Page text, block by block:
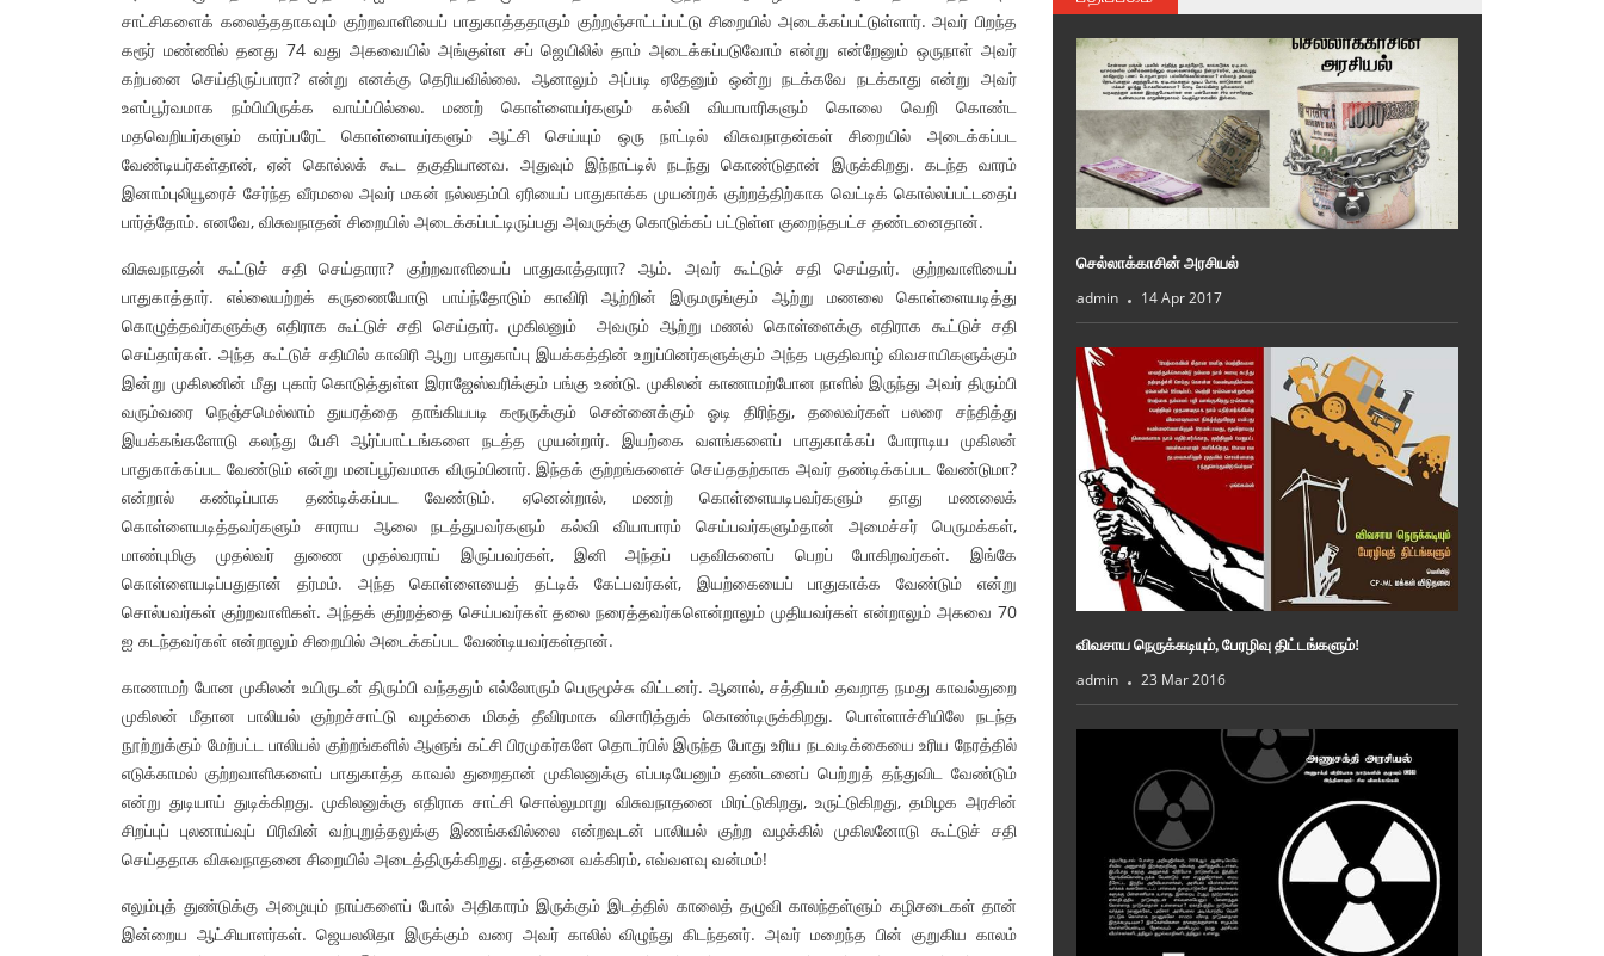
சாட்சிகளைக் கலைத்ததாகவும் குற்றவாளியைப் பாதுகாத்ததாகும் குற்றஞ்சாட்டப்பட்டு சிறையில் அடைக்கப்பட்டுள்ளார். அவர் பிறந்த
கரூர் மண்ணில் தனது 74 வது அகவையில் அங்குள்ள சப் ஜெயிலில் தாம் அடைக்கப்படுவோம் என்று என்றேனும் ஒருநாள் அவர்
கற்பனை செய்திருப்பாரா? என்று எனக்கு தெரியவில்லை. ஆனாலும் அப்படி ஏதேனும் ஒன்று நடக்கவே நடக்காது என்று அவர்
உளப்பூர்வமாக நம்பியிருக்க வாய்ப்பில்லை. மணற் கொள்ளையர்களும் கல்வி வியாபாரிகளும் கொலை வெறி கொண்ட
மதவெறியர்களும் கார்ப்பரேட் கொள்ளையர்களும் ஆட்சி செய்யும் ஒரு நாட்டில் விசுவநாதன்கள் சிறையில் அடைக்கப்பட
வேண்டியர்கள்தான், ஏன் கொல்லக் கூட தகுதியானவ. அதுவும் இந்நாட்டில் நடந்து கொண்டுதான் இருக்கிறது. கடந்த வாரம்
இனாம்புலியூரைச் சேர்ந்த வீரமலை அவர் மகன் நல்லதம்பி ஏரியைப் பாதுகாக்க முயன்றக் குற்றத்திற்காக வெட்டிக் கொல்லப்பட்டதைப்
பார்த்தோம். எனவே, விசுவநாதன் சிறையில் அடைக்கப்பட்டிருப்பது அவருக்கு கொடுக்கப் பட்டுள்ள குறைந்தபட்ச தண்டனைதான்.
விசுவநாதன் கூட்டுச் சதி செய்தாரா? குற்றவாளியைப் பாதுகாத்தாரா? ஆம். அவர் கூட்டுச் சதி செய்தார். குற்றவாளியைப்
பாதுகாத்தார். எல்லையற்றக் கருணையோடு பாய்ந்தோடும் காவிரி ஆற்றின் இருமருங்கும் ஆற்று மணலை கொள்ளையடித்து
கொழுத்தவர்களுக்கு எதிராக கூட்டுச் சதி செய்தார். முகிலனும் அவரும் ஆற்று மணல் கொள்ளைக்கு எதிராக கூட்டுச் சதி
செய்தார்கள். அந்த கூட்டுச் சதியில் காவிரி ஆறு பாதுகாப்பு இயக்கத்தின் உறுப்பினர்களுக்கும் அந்த பகுதிவாழ் விவசாயிகளுக்கும்
இன்று முகிலனின் மீது புகார் கொடுத்துள்ள இராஜேஸ்வரிக்கும் பங்கு உண்டு. முகிலன் காணாமற்போன நாளில் இருந்து அவர் திரும்பி
வரும்வரை நெஞ்சமெல்லாம் துயரத்தை தாங்கியபடி கரூருக்கும் சென்னைக்கும் ஓடி திரிந்து, தலைவர்கள் பலரை சந்தித்து
இயக்கங்களோடு கலந்து பேசி ஆர்ப்பாட்டங்களை நடத்த முயன்றார். இயற்கை வளங்களைப் பாதுகாக்கப் போராடிய முகிலன்
பாதுகாக்கப்பட வேண்டும் என்று மனப்பூர்வமாக விரும்பினார். இந்தக் குற்றங்களைச் செய்ததற்காக அவர் தண்டிக்கப்பட வேண்டுமா?
என்றால் கண்டிப்பாக தண்டிக்கப்பட வேண்டும். ஏனென்றால், மணற் கொள்ளையடிபவர்களும் தாது மணலைக்
கொள்ளையடித்தவர்களும் சாராய ஆலை நடத்துபவர்களும் கல்வி வியாபாரம் செய்பவர்களும்தான் அமைச்சர் பெருமக்கள்,
மாண்புமிகு முதல்வர் துணை முதல்வராய் இருப்பவர்கள், இனி அந்தப் பதவிகளைப் பெறப் போகிறவர்கள். இங்கே
கொள்ளையடிப்பதுதான் தர்மம். அந்த கொள்ளையைத் தட்டிக் கேட்பவர்கள், இயற்கையைப் பாதுகாக்க வேண்டும் என்று
சொல்பவர்கள் குற்றவாளிகள். அந்தக் குற்றத்தை செய்பவர்கள் தலை நரைத்தவர்களென்றாலும் முதியவர்கள் என்றாலும் அகவை 70
ஐ கடந்தவர்கள் என்றாலும் சிறையில் அடைக்கப்பட வேண்டியவர்கள்தான்.
காணாமற் போன முகிலன் உயிருடன் திரும்பி வந்ததும் எல்லோரும் பெருமூச்சு விட்டனர். ஆனால், சத்தியம் தவறாத நமது காவல்துறை
முகிலன் மீதான பாலியல் குற்றச்சாட்டு வழக்கை மிகத் தீவிரமாக விசாரித்துக் கொண்டிருக்கிறது. பொள்ளாச்சியிலே நடந்த
நூற்றுக்கும் மேற்பட்ட பாலியல் குற்றங்களில் ஆளுங் கட்சி பிரமுகர்களே தொடர்பில் இருந்த போது உரிய நடவடிக்கையை உரிய நேரத்தில்
எடுக்காமல் குற்றவாளிகளைப் பாதுகாத்த காவல் துறைதான் முகிலனுக்கு எப்படியேனும் தண்டனைப் பெற்றுத் தந்துவிட வேண்டும்
என்று துடியாய் துடிக்கிறது. முகிலனுக்கு எதிராக சாட்சி சொல்லுமாறு விசுவநாதனை மிரட்டுகிறது, உருட்டுகிறது, தமிழக அரசின்
சிறப்புப் புலனாய்வுப் பிரிவின் வற்புறுத்தலுக்கு இணங்கவில்லை என்றவுடன் பாலியல் குற்ற வழக்கில் முகிலனோடு கூட்டுச் சதி
செய்ததாக விசுவநாதனை சிறையில் அடைத்திருக்கிறது. எத்தனை வக்கிரம், எவ்வளவு வன்மம்!
எலும்புத் துண்டுக்கு அழையும் நாய்களைப் போல் அதிகாரம் இருக்கும் இடத்தில் காலைத் தழுவி காலந்தள்ளும் கழிசடைகள் தான்
இன்றைய ஆட்சியாளர்கள். ஜெயலலிதா இருக்கும் வரை அவர் காலில் விழுந்து கிடந்தனர். அவர் மறைந்த பின் குறுகிய காலம்
செல்லாக்காசின் அரசியல்
admin 14 Apr 2017
விவசாய நெருக்கடியும், பேரழிவு திட்டங்களும்!
admin 23 Mar 2016